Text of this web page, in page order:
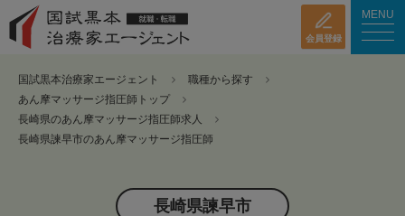
会員登録
MENU
国試黒本治療家エージェント
職種から探す
あん摩マッサージ指圧師トップ
長崎県のあん摩マッサージ指圧師求人
長崎県諫早市のあん摩マッサージ指圧師
長崎県諫早市